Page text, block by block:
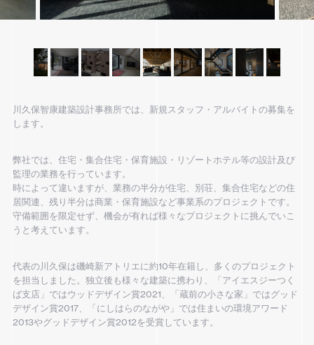
川久保智康建築設計事務所では、新規スタッフ・アルバイトの募集を
します。
弊社では、住宅・集合住宅・保育施設・リゾートホテル等の設計及び
監理の業務を行っています。
時によって違いますが、業務の半分が住宅、別荘、集合住宅などの住
居関連、残り半分は商業・保育施設など事業系のプロジェクトです。
守備範囲を限定せず、機会が有れば様々なプロジェクトに挑んでいこ
うと考えています。
代表の川久保は磯崎新アトリエに約10年在籍し、多くのプロジェクト
を担当しました。独立後も様々な建築に携わり、「アイエスジーつく
ば支店」ではウッドデザイン賞2021、「蔵前の小さな家」ではグッド
デザイン賞2017、「にしはらのながや」では住まいの環境アワード
2013やグッドデザイン賞2012を受賞しています。